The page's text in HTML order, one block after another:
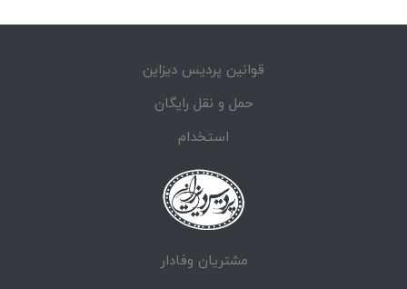
قوانین پردیس دیزاین
حمل و نقل رایگان
استخدام
مشتریان وفادار